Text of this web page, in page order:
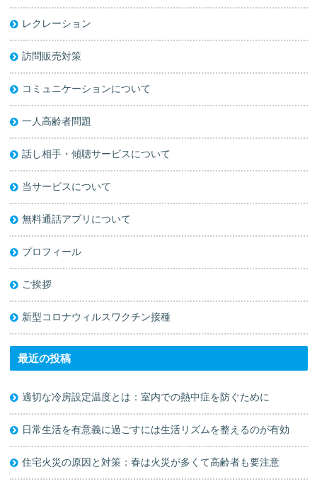
レクレーション
訪問販売対策
コミュニケーションについて
一人高齢者問題
話し相手・傾聴サービスについて
当サービスについて
無料通話アプリについて
プロフィール
ご挨拶
新型コロナウィルスワクチン接種
最近の投稿
適切な冷房設定温度とは：室内での熱中症を防ぐために
日常生活を有意義に過ごすには生活リズムを整えるのが有効
住宅火災の原因と対策：春は火災が多くて高齢者も要注意